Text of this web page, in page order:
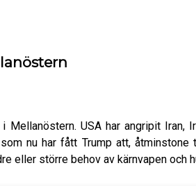
USA har angripit Iran,
nu har fått Trump att,
eller större behov av kärnvapen och